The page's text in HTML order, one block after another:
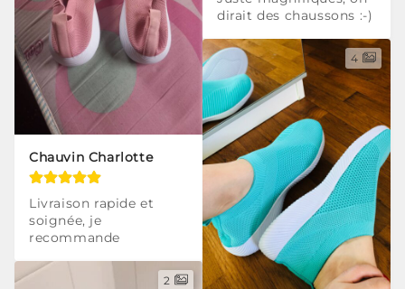
Chauvin Charlotte
Livraison rapide et
soignée, je
recommande
2
dirait des chaussons :-)
4